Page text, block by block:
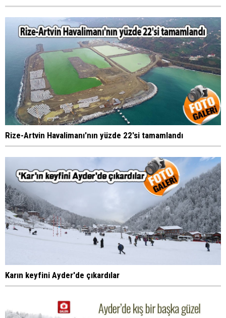
Rize-Artvin Havalimanı'nın yüzde 22'si tamamlandı
Karın keyfini Ayder'de çıkardılar